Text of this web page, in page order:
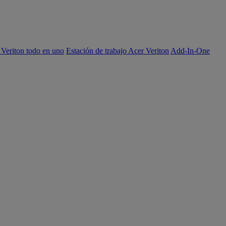
todo en uno Estación de trabajo Acer Veriton Add-In-One